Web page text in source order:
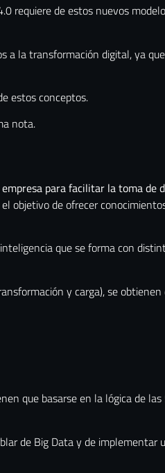
requiere de estos nuevos
la transformación digital, ya
estos conceptos.
nota.
para facilitar la toma de
de ofrecer
que se forma con
y carga), se
que basarse en la lógica de las
de Big Data y de implementar